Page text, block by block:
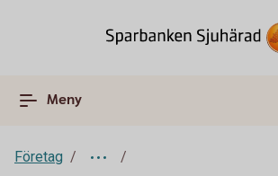
Meny
Företag